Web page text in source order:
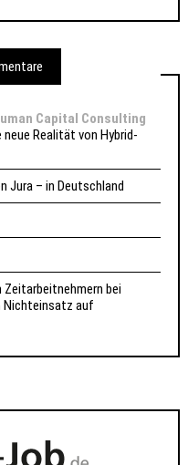
Capital Consulting
neue Realität von Hybrid-
Jura – in Deutschland
Zeitarbeitnehmern bei
Nichteinsatz auf